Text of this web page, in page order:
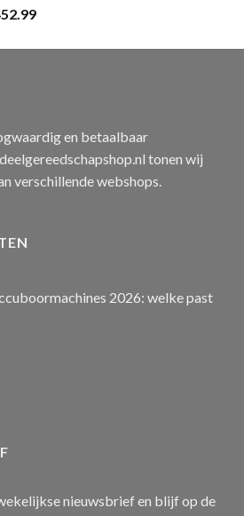
Huidige
is:
en betaalbaar
tonen wij
verschillende webshops.
2026: welke past
nieuwsbrief en blijf op de